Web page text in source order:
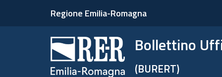
Regione Emilia-Romagna
Bollettino
(BURERT)